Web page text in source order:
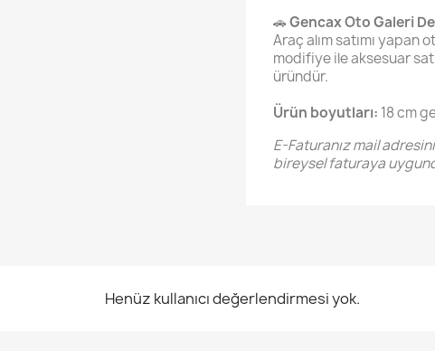
🚗GencaxOto Galeri
Araç alım satımı yapan
modifiye ile aksesuar
üründür.
Ürün boyutları: 18 cm
E-Faturanız mail
bireysel faturaya
Henüz kullanıcı değerlendirmesi yok.